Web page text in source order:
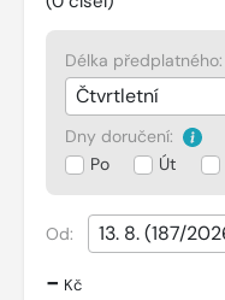
Délka předplatného:
Dny doručení:
Po
Út
Od:
- Kč